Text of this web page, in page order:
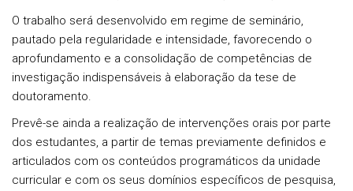
O trabalho será desenvolvido em regime de seminário,
pautado pela regularidade e intensidade, favorecendo o
aprofundamento e a consolidação de competências de
investigação indispensáveis à elaboração da tese de
doutoramento.
Prevê-se ainda a realização de intervenções orais por parte
dos estudantes, a partir de temas previamente definidos e
articulados com os conteúdos programáticos da unidade
curricular e com os seus domínios específicos de pesquisa,